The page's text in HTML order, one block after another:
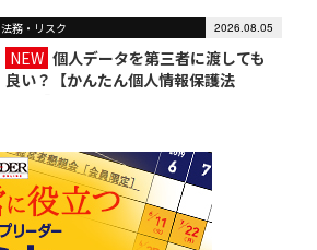
法務・リスク 2026.08.05
NEW 個人データを第三者に渡しても
良い？【かんたん個人情報保護法